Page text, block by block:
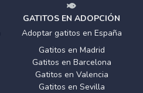
GATITOS EN ADOPCIÓN
Adoptar gatitos en España
Gatitos en Madrid
Gatitos en Barcelona
Gatitos en Valencia
Gatitos en Sevilla